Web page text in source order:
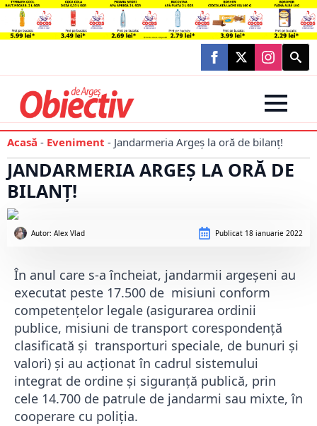
Search
for:
Acasă - Eveniment - Jandarmeria Argeş la oră de bilanţ!
JANDARMERIA ARGEŞ LA ORĂ DE
BILANŢ!
Autor: Alex Vlad Publicat 18 ianuarie 2022
În anul care s-a încheiat, jandarmii argeșeni au
executat peste 17.500 de misiuni conform
competențelor legale (asigurarea ordinii
publice, misiuni de transport corespondență
clasificată și transporturi speciale, de bunuri și
valori) și au acționat în cadrul sistemului
integrat de ordine și siguranță publică, prin
cele 14.700 de patrule de jandarmi sau mixte, în
cooperare cu poliţia.